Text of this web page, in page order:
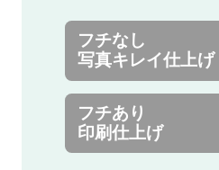
フチなし
写真キレイ仕上げ
フチあり
印刷仕上げ